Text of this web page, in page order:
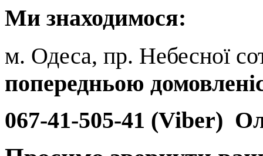
Ми знаходимося:
м. Одеса, пр. Небесної
попередньою
067-41-505-41 (Viber)